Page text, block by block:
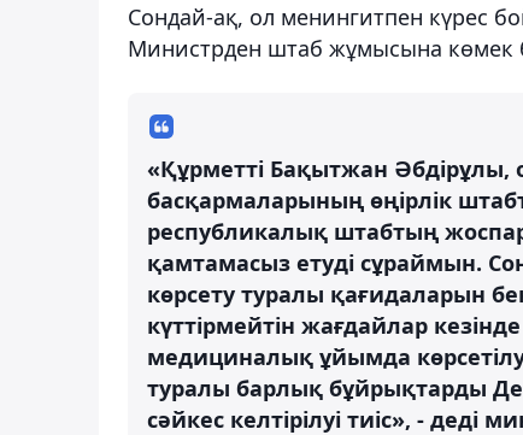
Сондай-ақ, ол менингитпен күрес
Министрден штаб жұмысына көмек
«Құрметті Бақытжан Әбдірұлы,
басқармаларының өңірлік
республикалық штабтың
қамтамасыз етуді сұраймын.
көрсету туралы қағидаларын
күттірмейтін жағдайлар
медициналық ұйымда
туралы барлық бұйрықтарды
сәйкес келтірілуі тиіс», - деді